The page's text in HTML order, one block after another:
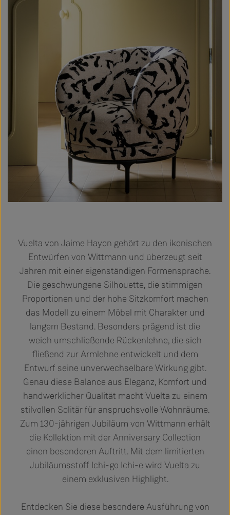
Vuelta von Jaime Hayon gehört zu den ikonischen
Entwürfen von Wittmann und überzeugt seit
Jahren mit einer eigenständigen Formensprache.
Die geschwungene Silhouette, die stimmigen
Proportionen und der hohe Sitzkomfort machen
das Modell zu einem Möbel mit Charakter und
langem Bestand. Besonders prägend ist die
weich umschließende Rückenlehne, die sich
fließend zur Armlehne entwickelt und dem
Entwurf seine unverwechselbare Wirkung gibt.
Genau diese Balance aus Eleganz, Komfort und
handwerklicher Qualität macht Vuelta zu einem
stilvollen Solitär für anspruchsvolle Wohnräume.
Zum 130-jährigen Jubiläum von Wittmann erhält
die Kollektion mit der Anniversary Collection
einen besonderen Auftritt. Mit dem limitierten
Jubiläumsstoff Ichi-go Ichi-e wird Vuelta zu
einem exklusiven Highlight.
Entdecken Sie diese besondere Ausführung von